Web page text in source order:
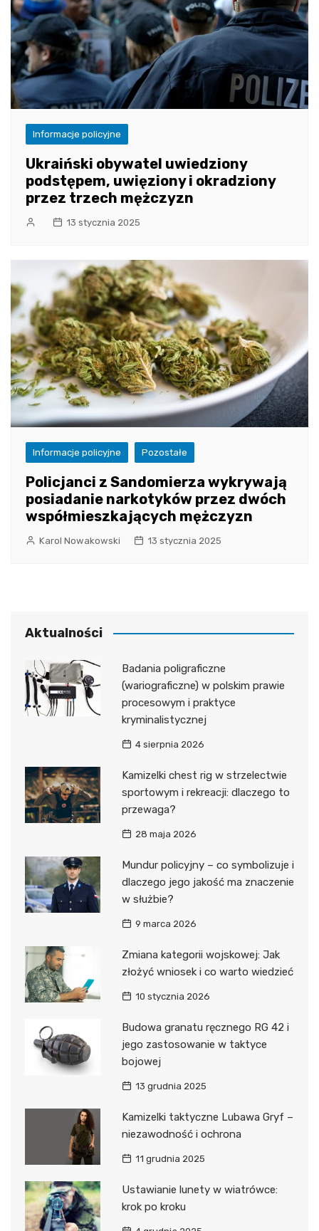
Informacje policyjne
Ukraiński obywatel uwiedziony
podstępem, uwięziony i okradziony
przez trzech mężczyzn
13 stycznia 2025
Informacje policyjne Pozostałe
Policjanci z Sandomierza wykrywają
posiadanie narkotyków przez dwóch
współmieszkających mężczyzn
Karol Nowakowski 13 stycznia 2025
Aktualności
Badania poligraficzne
(wariograficzne) w polskim prawie
procesowym i praktyce
kryminalistycznej
4 sierpnia 2026
Kamizelki chest rig w strzelectwie
sportowym i rekreacji: dlaczego to
przewaga?
28 maja 2026
Mundur policyjny – co symbolizuje i
dlaczego jego jakość ma znaczenie
w służbie?
9 marca 2026
Zmiana kategorii wojskowej: Jak
złożyć wniosek i co warto wiedzieć
10 stycznia 2026
Budowa granatu ręcznego RG 42 i
jego zastosowanie w taktyce
bojowej
13 grudnia 2025
Kamizelki taktyczne Lubawa Gryf –
niezawodność i ochrona
11 grudnia 2025
Ustawianie lunety w wiatrówce:
krok po kroku